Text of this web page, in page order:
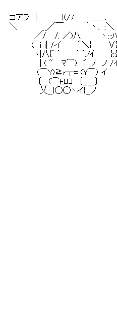
コアラ　|　　　 　{(/7──::::.....､
＼　　 　　__／￣　　　　｀丶、::＼
／/　 /. ／)八 　 　 丶:::ﾊ
(　ｉ i| /イ　　　＾＼}　 　 ∨}
ヽ|八{⌒　　　⌒ノｲ 　　 }::}
| ( "　 ﾏ⌒)　"　ﾉ　ノ /ｲ
(⌒Y)≧r┬= (Y⌒) イ
｛___(⌒Eﾛｺ　｛_____｝
乂__{◯◯ヽイ{__ノ